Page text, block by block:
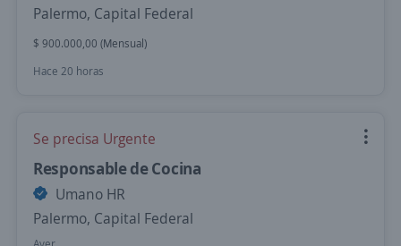
Palermo, Capital Federal
$ 900.000,00 (Mensual)
Hace 20 horas
Se precisa Urgente
Responsable de Cocina
Umano HR
Palermo, Capital Federal